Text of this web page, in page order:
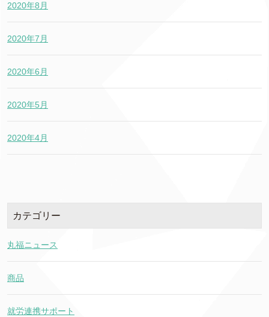
2020年8月
2020年7月
2020年6月
2020年5月
2020年4月
カテゴリー
丸福ニュース
商品
就労連携サポート